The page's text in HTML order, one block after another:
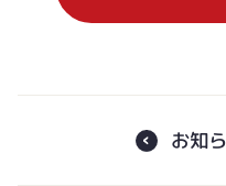
お知